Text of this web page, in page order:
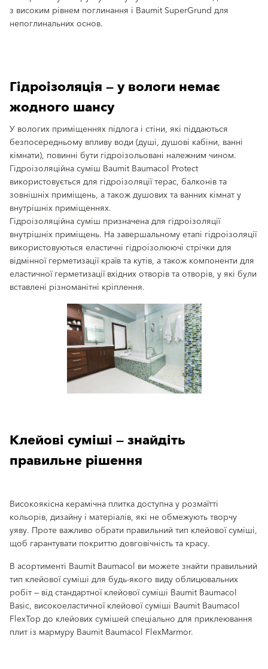
з високим рівнем поглинання і Baumit SuperGrund для
непоглинальних основ.
Гідроізоляція — у вологи немає
жодного шансу
У вологих приміщеннях підлога і стіни, які піддаються
безпосередньому впливу води (душі, душові кабіни, ванні
кімнати), повинні бути гідроізольовані належним чином.
Гідроізоляційна суміш Baumit Baumacol Protect
використовується для гідроізоляції терас, балконів та
зовнішніх приміщень, а також душових та ванних кімнат у
внутрішніх приміщеннях.
Гідроізоляційна суміш призначена для гідроізоляції
внутрішніх приміщень. На завершальному етапі гідроізоляції
використовуються еластичні гідроізолюючі стрічки для
відмінної герметизації країв та кутів, а також компоненти для
еластичної герметизації вхідних отворів та отворів, у які були
вставлені різноманітні кріплення.
Клейові суміші — знайдіть
правильне рішення
Високоякісна керамічна плитка доступна у розмаїтті
кольорів, дизайну і матеріалів, які не обмежують творчу
уяву. Проте важливо обрати правильний тип клейової суміші,
щоб гарантувати покриттю довговічність та красу.
В асортименті Baumit Baumacol ви можете знайти правильний
тип клейової суміші для будь-якого виду облицювальних
робіт — від стандартної клейової суміші Baumit Baumacol
Basic, високоеластичної клейової суміші Baumit Baumacol
FlexTop до клейових сумішей спеціально для приклеювання
плит із мармуру Baumit Baumacol FlexMarmor.